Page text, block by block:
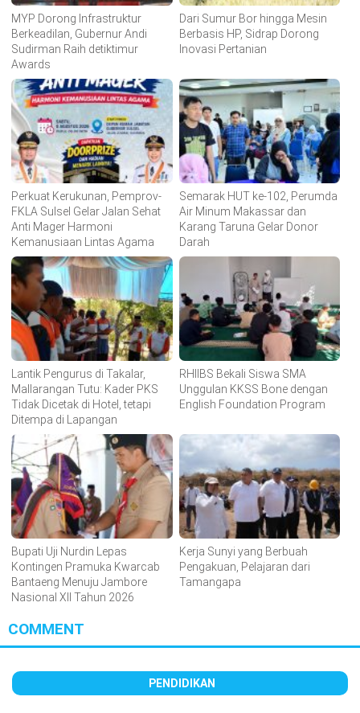
MYP Dorong Infrastruktur
Berkeadilan, Gubernur Andi
Sudirman Raih detiktimur
Awards
Dari Sumur Bor hingga Mesin
Berbasis HP, Sidrap Dorong
Inovasi Pertanian
Perkuat Kerukunan, Pemprov-
FKLA Sulsel Gelar Jalan Sehat
Anti Mager Harmoni
Kemanusiaan Lintas Agama
Semarak HUT ke-102, Perumda
Air Minum Makassar dan
Karang Taruna Gelar Donor
Darah
Lantik Pengurus di Takalar,
Mallarangan Tutu: Kader PKS
Tidak Dicetak di Hotel, tetapi
Ditempa di Lapangan
RHIIBS Bekali Siswa SMA
Unggulan KKSS Bone dengan
English Foundation Program
Bupati Uji Nurdin Lepas
Kontingen Pramuka Kwarcab
Bantaeng Menuju Jambore
Nasional XII Tahun 2026
Kerja Sunyi yang Berbuah
Pengakuan, Pelajaran dari
Tamangapa
COMMENT
PENDIDIKAN